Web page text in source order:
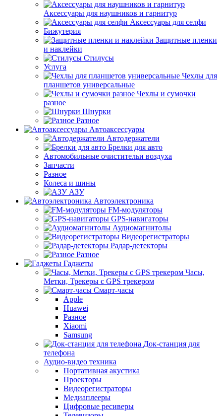
Аксессуары для наушников и гарнитур
Аксессуары для селфи
Бижутерия
Защитные пленки
и наклейки
Стилусы
Услуга
Чехлы для
планшетов универсальные
Чехлы и сумочки
разное
Шнурки
Разное
Автоаксессуары
Автодержатели
Брелки для авто
Автомобильные очистительи воздуха
Запчасти
Разное
Колеса и шины
АЗУ
Автоэлектроника
FM-модуляторы
GPS-навигаторы
Аудиомагнитолы
Видеорегистраторы
Радар-детекторы
Разное
Гаджеты
Часы,
Метки, Трекеры с GPS трекером
Смарт-часы
Apple
Huawei
Разное
Xiaomi
Samsung
Док-станция для
телефона
Аудио-видео техника
Портативная акустика
Проекторы
Видеорегистраторы
Медиаплееры
Цифровые ресиверы